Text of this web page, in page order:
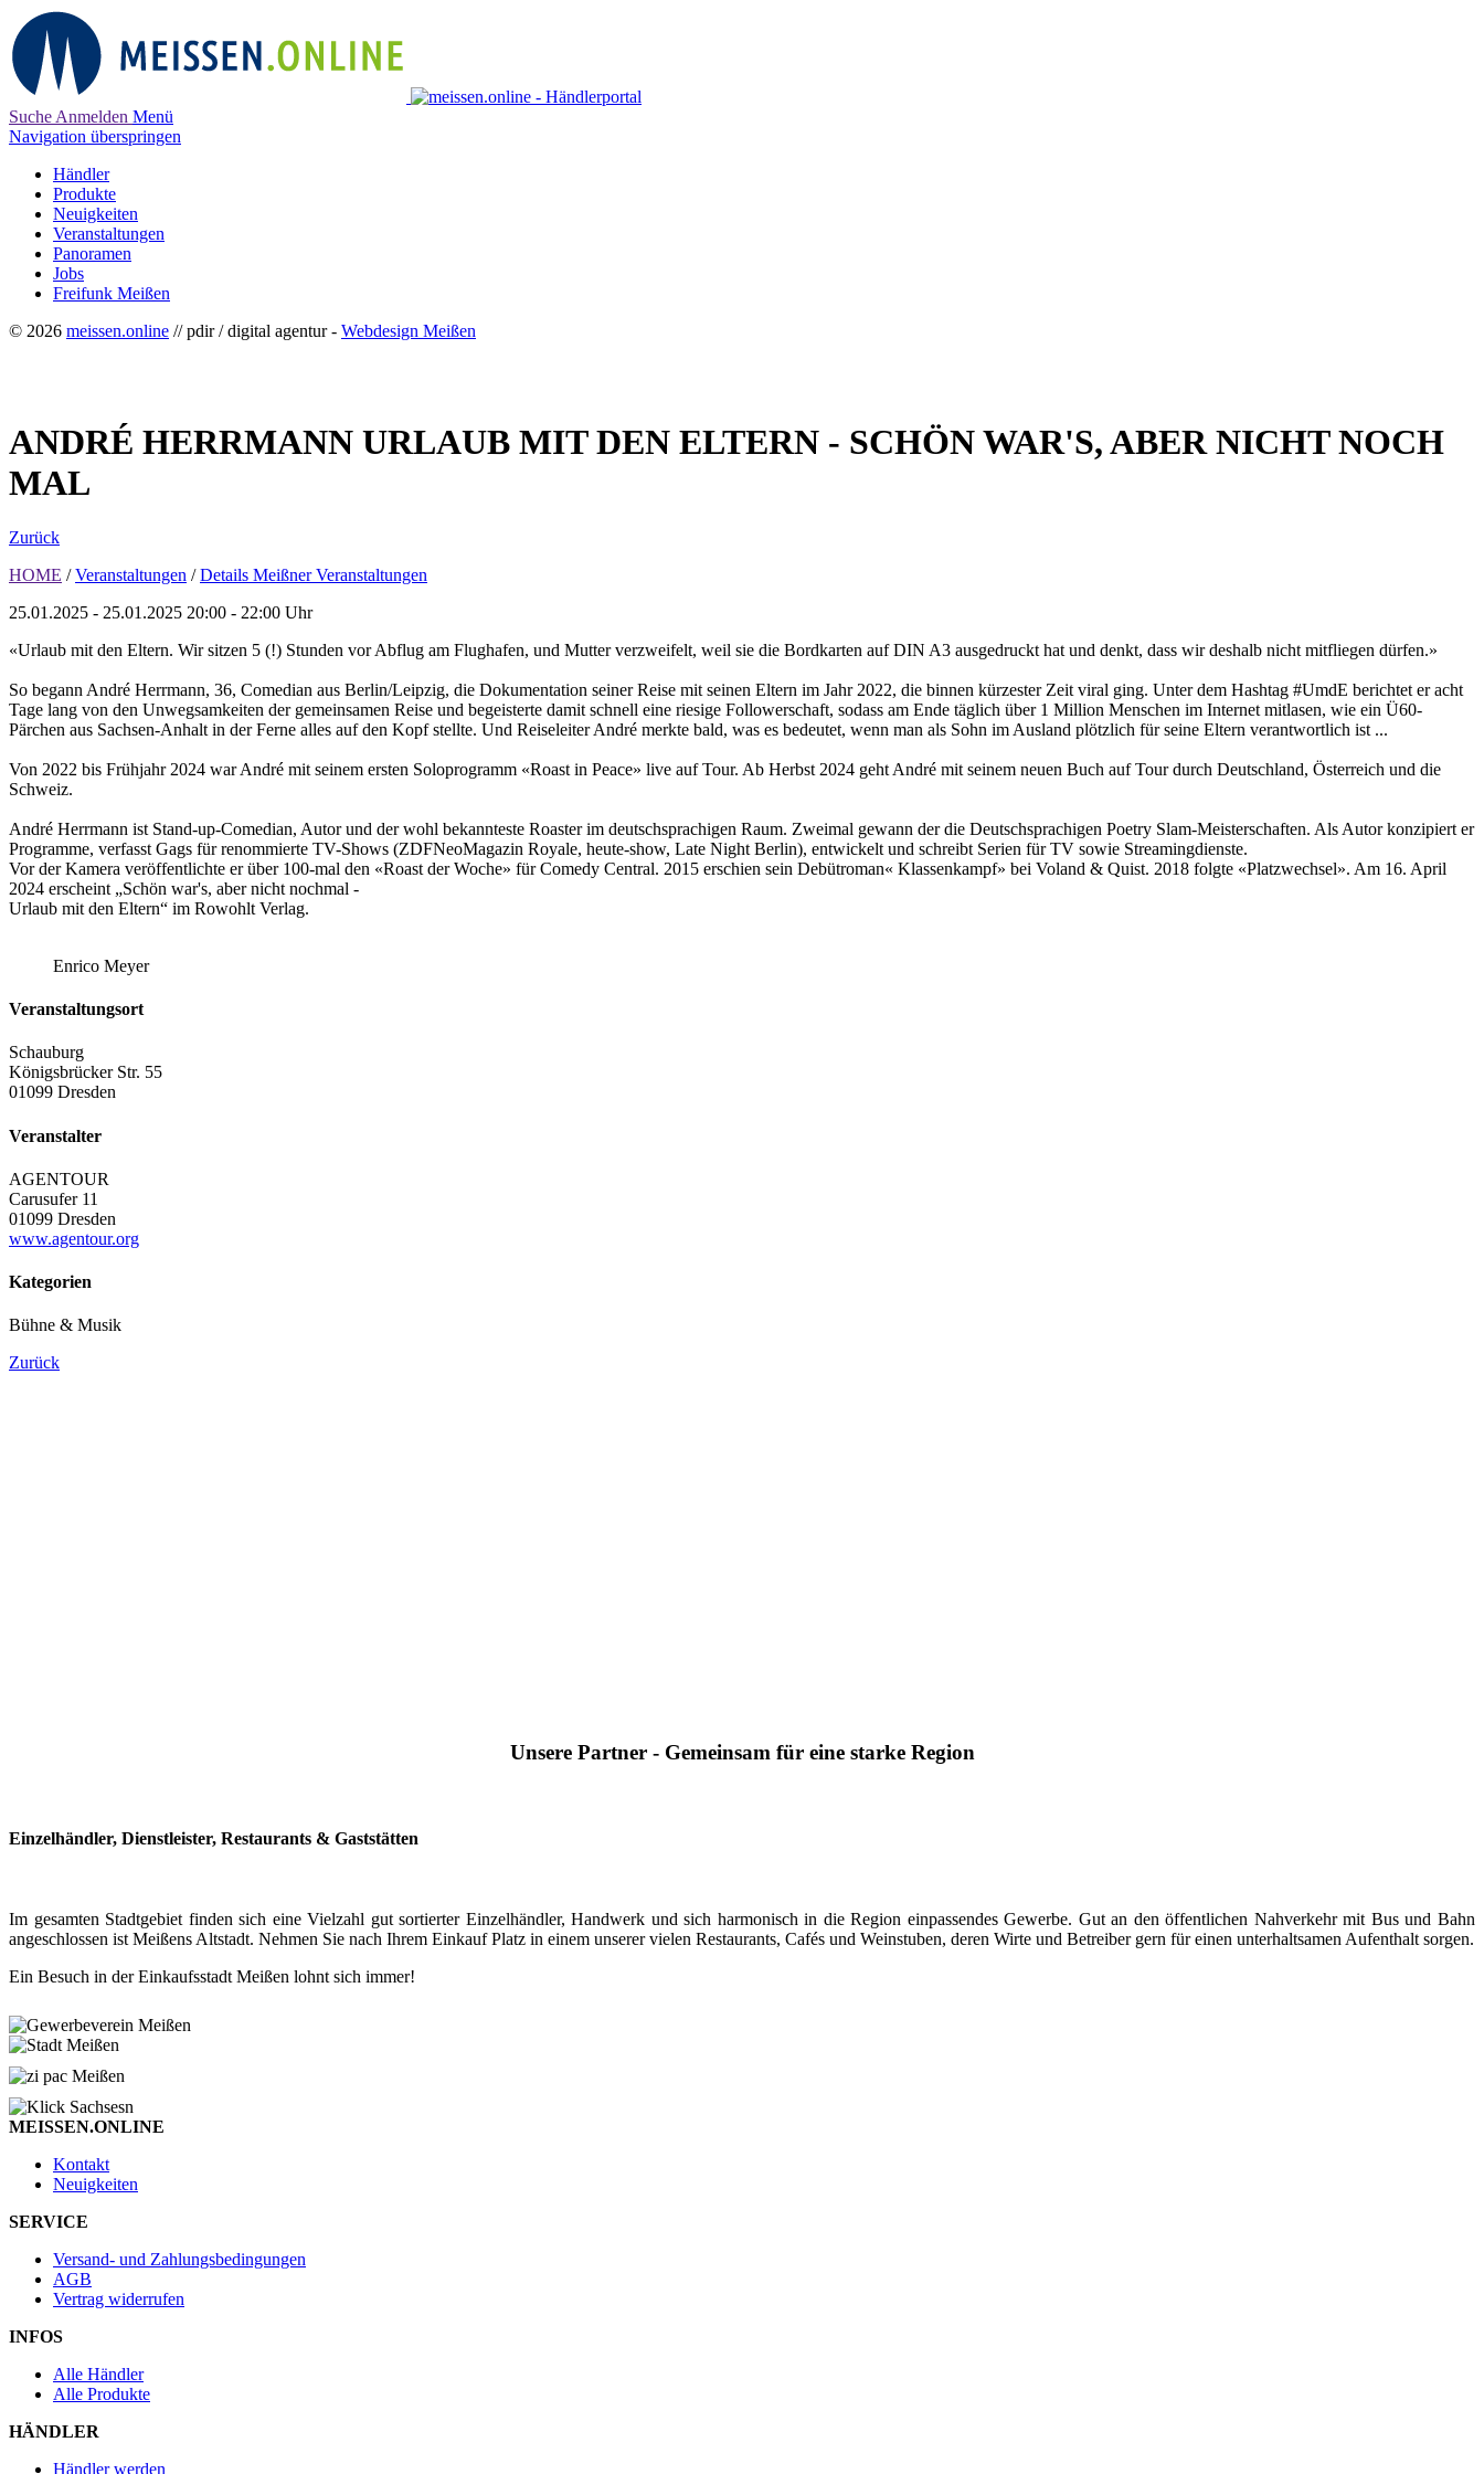
Suche Anmelden Menü
Navigation überspringen
Händler
Produkte
Neuigkeiten
Veranstaltungen
Panoramen
Jobs
Freifunk Meißen
© 2026 meissen.online // pdir / digital agentur - Webdesign Meißen
ANDRÉ HERRMANN URLAUB MIT DEN ELTERN - SCHÖN WAR'S, ABER NICHT NOCH
MAL
Zurück
HOME / Veranstaltungen / Details Meißner Veranstaltungen
25.01.2025 - 25.01.2025 20:00 - 22:00 Uhr
«Urlaub mit den Eltern. Wir sitzen 5 (!) Stunden vor Abflug am Flughafen, und Mutter verzweifelt, weil sie die Bordkarten auf DIN A3 ausgedruckt hat und denkt, dass wir deshalb nicht mitfliegen dürfen.»
So begann André Herrmann, 36, Comedian aus Berlin/Leipzig, die Dokumentation seiner Reise mit seinen Eltern im Jahr 2022, die binnen kürzester Zeit viral ging. Unter dem Hashtag #UmdE berichtet er acht
Tage lang von den Unwegsamkeiten der gemeinsamen Reise und begeisterte damit schnell eine riesige Followerschaft, sodass am Ende täglich über 1 Million Menschen im Internet mitlasen, wie ein Ü60-
Pärchen aus Sachsen-Anhalt in der Ferne alles auf den Kopf stellte. Und Reiseleiter André merkte bald, was es bedeutet, wenn man als Sohn im Ausland plötzlich für seine Eltern verantwortlich ist ...
Von 2022 bis Frühjahr 2024 war André mit seinem ersten Soloprogramm «Roast in Peace» live auf Tour. Ab Herbst 2024 geht André mit seinem neuen Buch auf Tour durch Deutschland, Österreich und die
Schweiz.
André Herrmann ist Stand-up-Comedian, Autor und der wohl bekannteste Roaster im deutschsprachigen Raum. Zweimal gewann der die Deutschsprachigen Poetry Slam-Meisterschaften. Als Autor konzipiert er
Programme, verfasst Gags für renommierte TV-Shows (ZDFNeoMagazin Royale, heute-show, Late Night Berlin), entwickelt und schreibt Serien für TV sowie Streamingdienste.
Vor der Kamera veröffentlichte er über 100-mal den «Roast der Woche» für Comedy Central. 2015 erschien sein Debütroman« Klassenkampf» bei Voland & Quist. 2018 folgte «Platzwechsel». Am 16. April
2024 erscheint „Schön war's, aber nicht nochmal -
Urlaub mit den Eltern“ im Rowohlt Verlag.
Enrico Meyer
Veranstaltungsort
Schauburg
Königsbrücker Str. 55
01099 Dresden
Veranstalter
AGENTOUR
Carusufer 11
01099 Dresden
www.agentour.org
Kategorien
Bühne & Musik
Zurück
Unsere Partner - Gemeinsam für eine starke Region
Einzelhändler, Dienstleister, Restaurants & Gaststätten
Im gesamten Stadtgebiet finden sich eine Vielzahl gut sortierter Einzelhändler, Handwerk und sich harmonisch in die Region einpassendes Gewerbe. Gut an den öffentlichen Nahverkehr mit Bus und Bahn
angeschlossen ist Meißens Altstadt. Nehmen Sie nach Ihrem Einkauf Platz in einem unserer vielen Restaurants, Cafés und Weinstuben, deren Wirte und Betreiber gern für einen unterhaltsamen Aufenthalt sorgen.
Ein Besuch in der Einkaufsstadt Meißen lohnt sich immer!
MEISSEN.ONLINE
Kontakt
Neuigkeiten
SERVICE
Versand- und Zahlungsbedingungen
AGB
Vertrag widerrufen
INFOS
Alle Händler
Alle Produkte
HÄNDLER
Händler werden